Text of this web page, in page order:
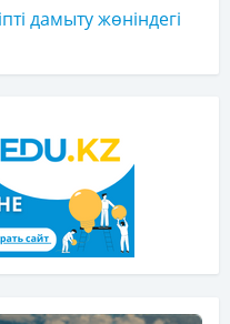
дамыту жөніндегі